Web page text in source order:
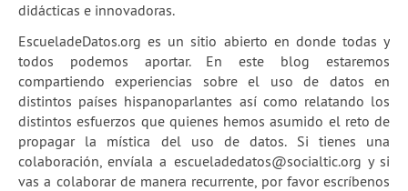
didácticas e innovadoras.
EscueladeDatos.org es un sitio abierto en donde todas y
todos podemos aportar. En este blog estaremos
compartiendo experiencias sobre el uso de datos en
distintos países hispanoparlantes así como relatando los
distintos esfuerzos que quienes hemos asumido el reto de
propagar la mística del uso de datos. Si tienes una
colaboración, envíala a escueladedatos@socialtic.org y si
vas a colaborar de manera recurrente, por favor escríbenos